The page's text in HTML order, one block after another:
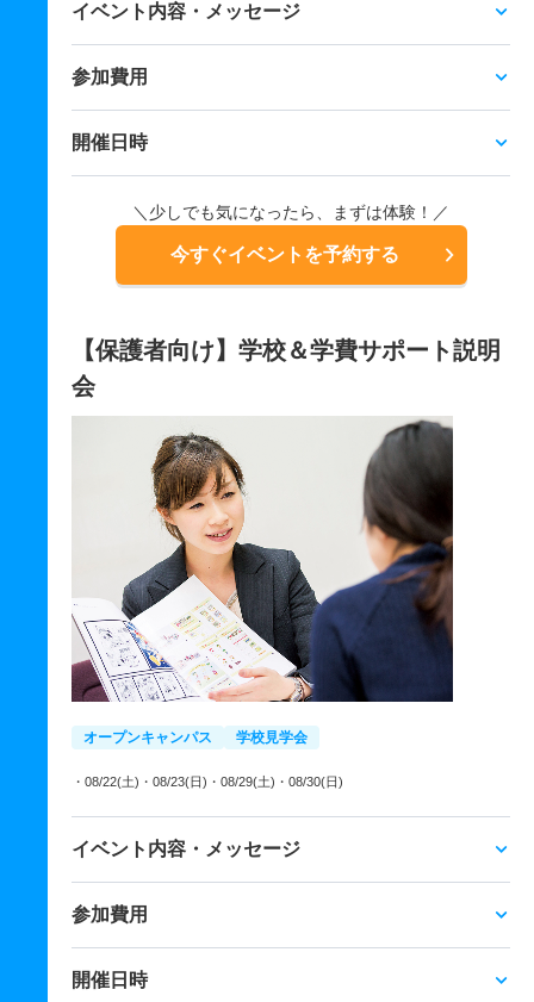
イベント内容・メッセージ
参加費用
開催日時
＼少しでも気になったら、まずは体験！／
今すぐイベントを予約する
【保護者向け】学校＆学費サポート説明
会
オープンキャンパス 学校見学会
・08/22(土) ・08/23(日) ・08/29(土) ・08/30(日)
イベント内容・メッセージ
参加費用
開催日時